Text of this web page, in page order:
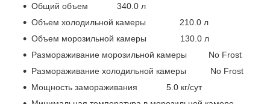
Общий объем 340.0 л
Объем холодильной камеры 210.0 л
Объем морозильной камеры 130.0 л
Размораживание морозильной камеры No Frost
Размораживание холодильной камеры No Frost
Мощность замораживания 5.0 кг/сут